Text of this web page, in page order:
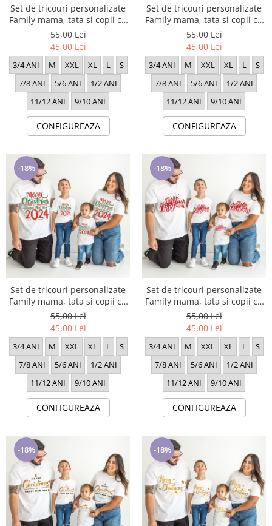
Set de tricouri personalizate
Family mama, tata si copii cu
tematica de Craciun, Merry
Chritsmas 1640
55,00 Lei
45,00 Lei
3/4 ANI M XXL XL L
S
7/8 ANI
5/6 ANI
1/2 ANI
11/12 ANI
9/10 ANI
CONFIGUREAZA
Set de tricouri personalizate
Family mama, tata si copii cu
tematica de Craciun, Renul
Rudolf 1643
55,00 Lei
45,00 Lei
3/4 ANI M XXL XL L
S
7/8 ANI
5/6 ANI
1/2 ANI
11/12 ANI
9/10 ANI
CONFIGUREAZA
-18%
Set de tricouri personalizate
Family mama, tata si copii cu
tematica de Craciun, Craciun
Fericit 2024
55,00 Lei
45,00 Lei
3/4 ANI M XXL XL L
S
7/8 ANI
5/6 ANI
1/2 ANI
11/12 ANI
9/10 ANI
CONFIGUREAZA
-18%
Set de tricouri personalizate
Family mama, tata si copii cu
tematica de Craciun, Craciun
Fericit 1720
55,00 Lei
45,00 Lei
3/4 ANI M XXL XL L
S
7/8 ANI
5/6 ANI
1/2 ANI
11/12 ANI
9/10 ANI
CONFIGUREAZA
-18% -18%